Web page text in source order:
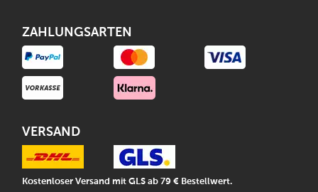
ZAHLUNGSARTEN
VERSAND
Kostenloser Versand mit GLS ab 79 € Bestellwert.